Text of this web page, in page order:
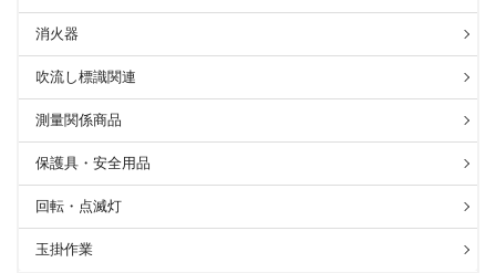
消火器
吹流し標識関連
測量関係商品
保護具・安全用品
回転・点滅灯
玉掛作業